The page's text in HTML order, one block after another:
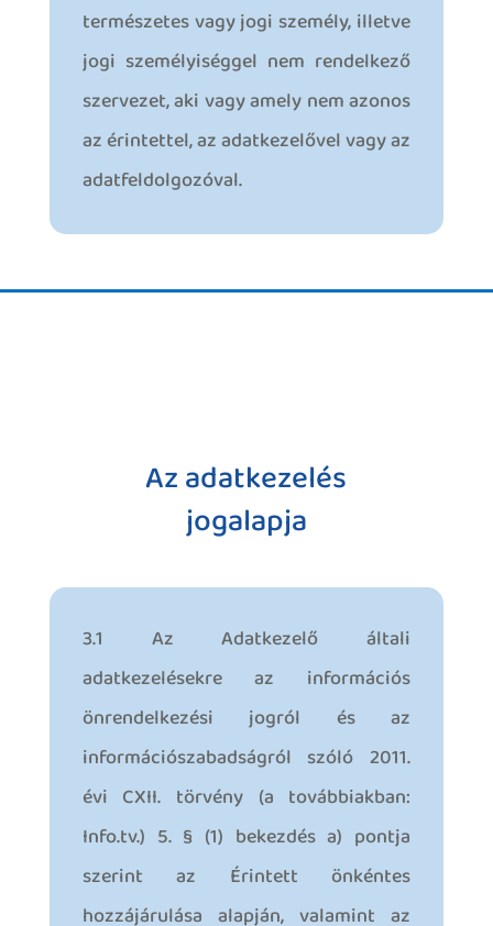
természetes vagy jogi személy, illetve
jogi személyiséggel nem rendelkező
szervezet, aki vagy amely nem azonos
az érintettel, az adatkezelővel vagy az
adatfeldolgozóval.
Az adatkezelés
jogalapja
3.1 Az Adatkezelő általi
adatkezelésekre az információs
önrendelkezési jogról és az
információszabadságról szóló 2011.
évi CXII. törvény (a továbbiakban:
Info.tv.) 5. § (1) bekezdés a) pontja
szerint az Érintett önkéntes
hozzájárulása alapján, valamint az